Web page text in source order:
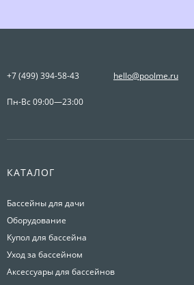
+7 (499) 394-58-43 hello@poolme.ru
Пн-Вс 09:00—23:00
КАТАЛОГ
Бассейны для дачи
Оборудование
Купол для бассейна
Уход за бассейном
Аксессуары для бассейнов